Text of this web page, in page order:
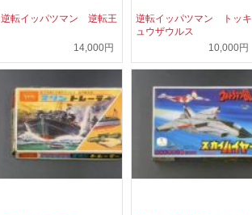
逆転イッパツマン 逆転王
14,000円
逆転イッパツマン トッキ
ュウザウルス
10,000円